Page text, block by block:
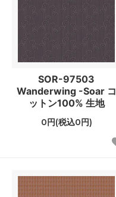
SOR-97503
Wanderwing -Soar コ
ットン100% 生地
0円(税込0円)